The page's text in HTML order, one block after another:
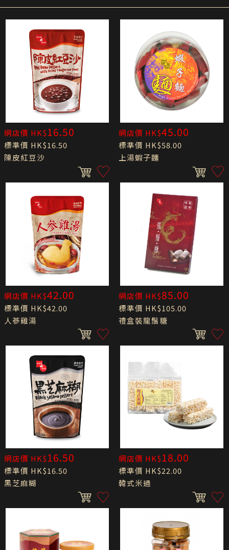
網店價 HK$16.50
標準價 HK$16.50
陳皮紅豆沙
網店價 HK$45.00
標準價 HK$58.00
上湯蝦子麵
網店價 HK$42.00
標準價 HK$42.00
人蔘雞湯
網店價 HK$85.00
標準價 HK$105.00
禮盒裝龍鬚糖
網店價 HK$16.50
標準價 HK$16.50
黑芝麻糊
網店價 HK$18.00
標準價 HK$22.00
韓式米通